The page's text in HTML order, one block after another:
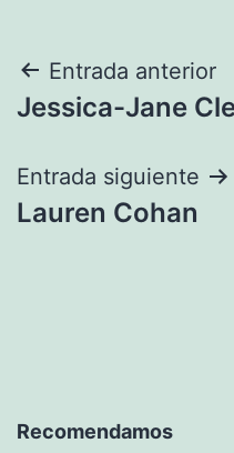
Navegación
de
entradas
Entrada anterior
Jessica-Jane
Entrada siguiente
Lauren Cohan
Recomendamos